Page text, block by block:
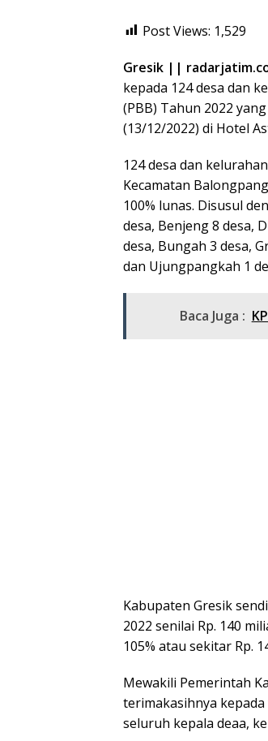
Post Views: 1,529
Gresik ||
kepada 124 desa dan
(PBB) Tahun 2022
(13/12/2022) di Hotel
124 desa dan
Kecamatan
100% lunas. Disusul
desa, Benjeng 8 desa,
desa, Bungah 3 desa,
dan Ujungpangkah 1
Baca Juga :
Kabupaten Gresik
2022 senilai Rp. 140
105% atau sekitar Rp.
Mewakili Pemerintah
terimakasihnya
seluruh kepala deaa,